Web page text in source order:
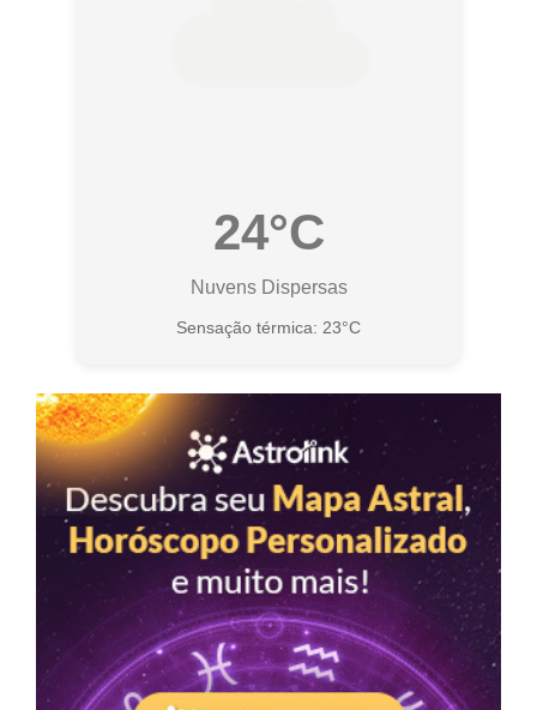
24°C
Nuvens Dispersas
Sensação térmica: 23°C